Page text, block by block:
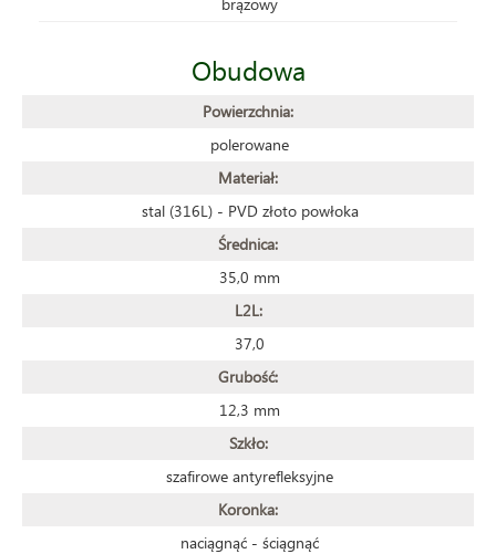
Obudowa
Powierzchnia:
polerowane
Materiał:
stal (316L) - PVD złoto powłoka
Średnica:
35,0 mm
L2L:
37,0
Grubość:
12,3 mm
Szkło:
szafirowe antyrefleksyjne
Koronka:
naciągnąć - ściągnąć